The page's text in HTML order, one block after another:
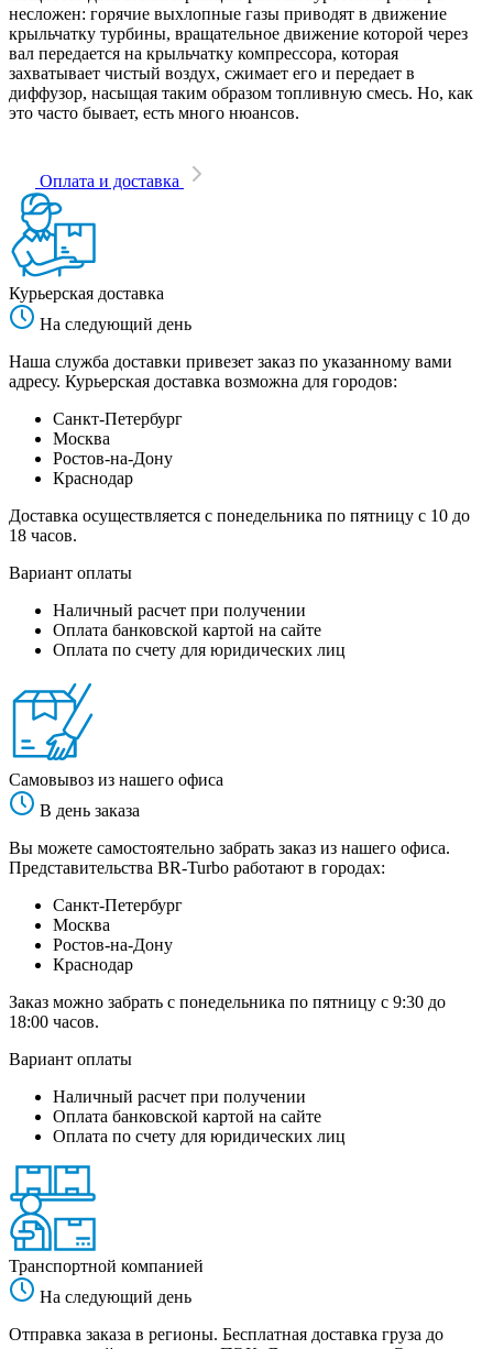
несложен: горячие выхлопные газы приводят в движение
крыльчатку турбины, вращательное движение которой через
вал передается на крыльчатку компрессора, которая
захватывает чистый воздух, сжимает его и передает в
диффузор, насыщая таким образом топливную смесь. Но, как
это часто бывает, есть много нюансов.
Оплата и доставка
Курьерская доставка
На следующий день
Наша служба доставки привезет заказ по указанному вами
адресу. Курьерская доставка возможна для городов:
Санкт-Петербург
Москва
Ростов-на-Дону
Краснодар
Доставка осуществляется с понедельника по пятницу с 10 до
18 часов.
Вариант оплаты
Наличный расчет при получении
Оплата банковской картой на сайте
Оплата по счету для юридических лиц
Самовывоз из нашего офиса
В день заказа
Вы можете самостоятельно забрать заказ из нашего офиса.
Представительства BR-Turbo работают в городах:
Санкт-Петербург
Москва
Ростов-на-Дону
Краснодар
Заказ можно забрать с понедельника по пятницу с 9:30 до
18:00 часов.
Вариант оплаты
Наличный расчет при получении
Оплата банковской картой на сайте
Оплата по счету для юридических лиц
Транспортной компанией
На следующий день
Отправка заказа в регионы. Бесплатная доставка груза до